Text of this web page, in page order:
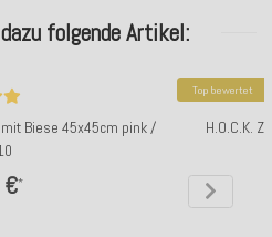
folgende Artikel:
Biese 45x45cm pink /
€*
Top bewertet
H.O.C.K.